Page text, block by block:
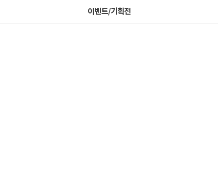
이벤트/기획전